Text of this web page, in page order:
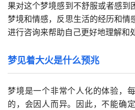
果对这个梦境感到不舒服或者感到
梦境和情感，反思生活的经历和情
进行咨询来帮助自己更好地理解和
梦见着大火是什么预兆
梦境是一个非常个人化的体验，
的，会因人而异。因此，不能确